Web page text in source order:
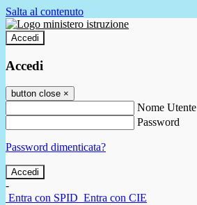
Salta al contenuto
Accedi
Accedi
button close ×
Nome Utente
Password
Password dimenticata?
-
Entra con SPID Entra con CIE